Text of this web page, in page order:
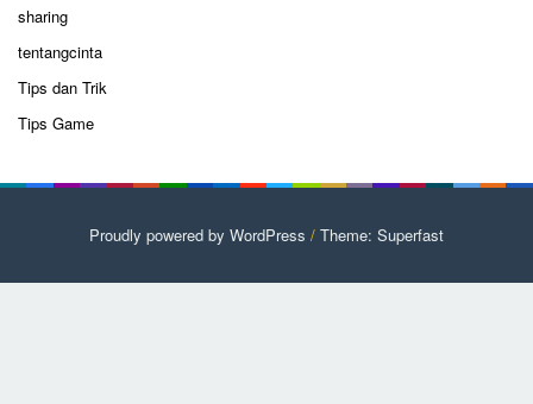
sharing
tentangcinta
Tips dan Trik
Tips Game
Proudly powered by WordPress / Theme: Superfast